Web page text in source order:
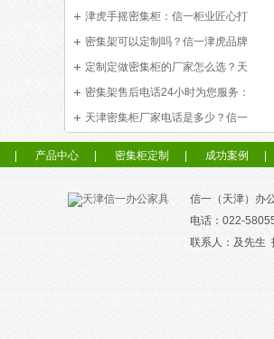
津虎手摇密集柜：信一柜业匠心打
密集架可以定制吗？信一津虎品牌
定制定做密集柜的厂家怎么选？天
密集架售后电话24小时为您服务：
天津密集柜厂家电话是多少？信一
产品中心 密集柜定制 成功案例
信一（天津）办
电话：022-
联系人：及先生